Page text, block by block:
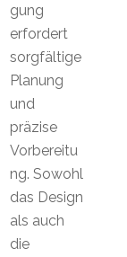
gung
erfordert
sorgfältige
Planung
und
präzise
Vorbereitu
ng. Sowohl
das Design
als auch
die